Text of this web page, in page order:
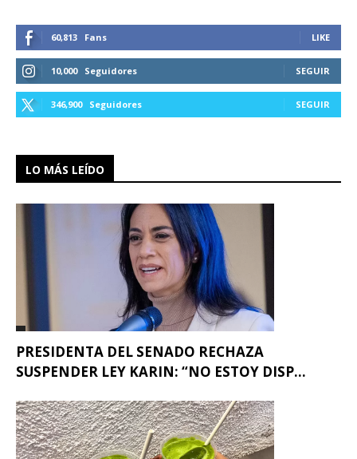
60,813 Fans LIKE
10,000 Seguidores SEGUIR
346,900 Seguidores SEGUIR
LO MÁS LEÍDO
PRESIDENTA DEL SENADO RECHAZA
SUSPENDER LEY KARIN: “NO ESTOY DISP...